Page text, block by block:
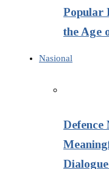
Popular
the Age
Nasional
Defence